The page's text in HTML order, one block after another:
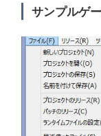
サンプルゲ